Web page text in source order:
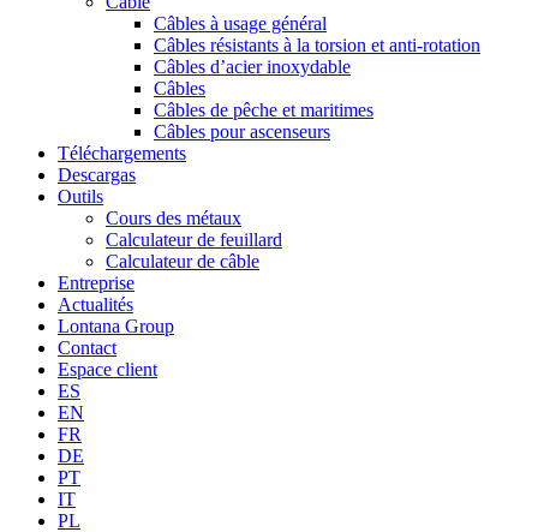
Câbles à usage général
Câbles résistants à la torsion et anti-rotation
Câbles d’acier inoxydable
Câbles
Câbles de pêche et maritimes
Câbles pour ascenseurs
Téléchargements
Descargas
Outils
Cours des métaux
Calculateur de feuillard
Calculateur de câble
Entreprise
Actualités
Lontana Group
Contact
Espace client
ES
EN
FR
DE
PT
IT
PL